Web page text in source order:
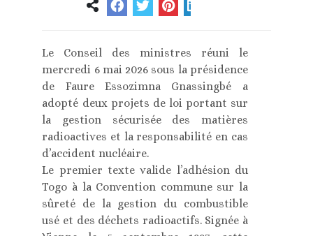
Le Conseil des ministres réuni le
mercredi 6 mai 2026 sous la présidence
de Faure Essozimna Gnassingbé a
adopté deux projets de loi portant sur
la gestion sécurisée des matières
radioactives et la responsabilité en cas
d’accident nucléaire.
Le premier texte valide l’adhésion du
Togo à la Convention commune sur la
sûreté de la gestion du combustible
usé et des déchets radioactifs. Signée à